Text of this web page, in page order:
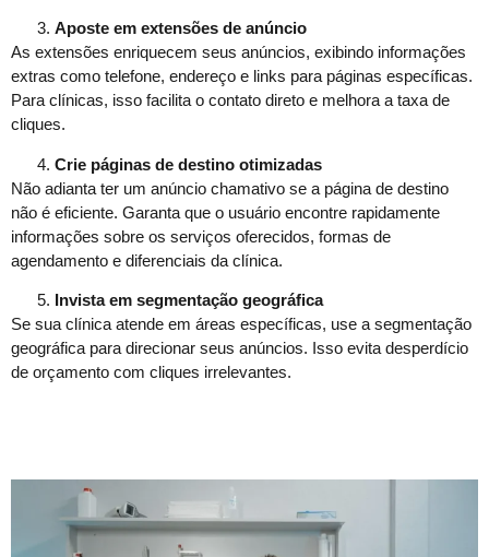
Aposte em extensões de anúncio
As extensões enriquecem seus anúncios, exibindo informações
extras como telefone, endereço e links para páginas específicas.
Para clínicas, isso facilita o contato direto e melhora a taxa de
cliques.
Crie páginas de destino otimizadas
Não adianta ter um anúncio chamativo se a página de destino
não é eficiente. Garanta que o usuário encontre rapidamente
informações sobre os serviços oferecidos, formas de
agendamento e diferenciais da clínica.
Invista em segmentação geográfica
Se sua clínica atende em áreas específicas, use a segmentação
geográfica para direcionar seus anúncios. Isso evita desperdício
de orçamento com cliques irrelevantes.